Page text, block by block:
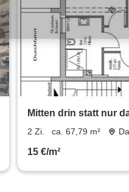
Mitten drin statt nur
Zimmer-Wohnung
2 Zi. ca. 67,79 m²
15 €/m²